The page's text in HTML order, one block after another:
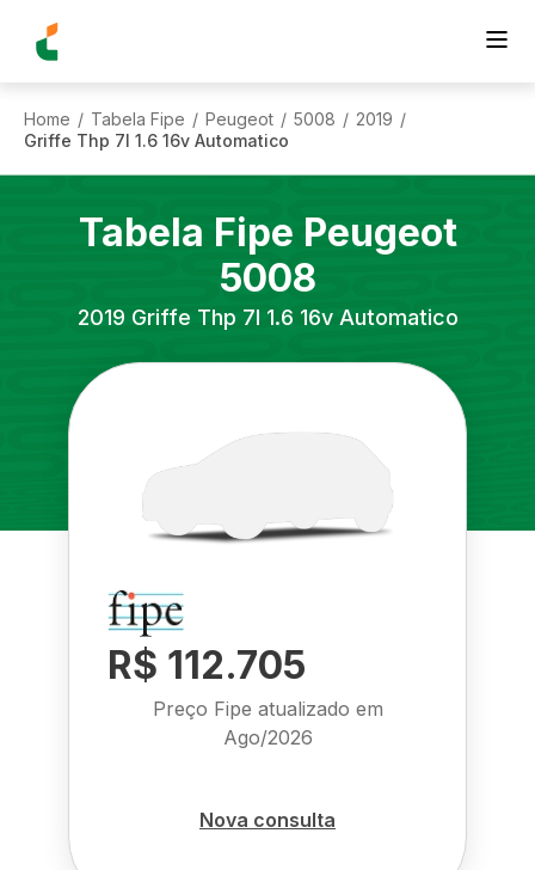
Home / Tabela Fipe / Peugeot / 5008 / 2019 /
Griffe Thp 7l 1.6 16v Automatico
Tabela Fipe Peugeot
5008
2019 Griffe Thp 7l 1.6 16v Automatico
R$ 112.705
Preço Fipe atualizado em
Ago/2026
Nova consulta